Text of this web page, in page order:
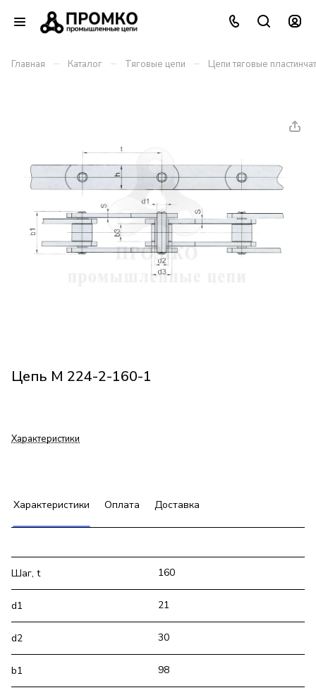
Главная – Каталог – Тяговые цепи – Цепи тяговые
Цепь М 224-2-160-1
Характеристики
Характеристики Оплата Доставка
Шаг, t 160
d1 21
d2 30
b1 98